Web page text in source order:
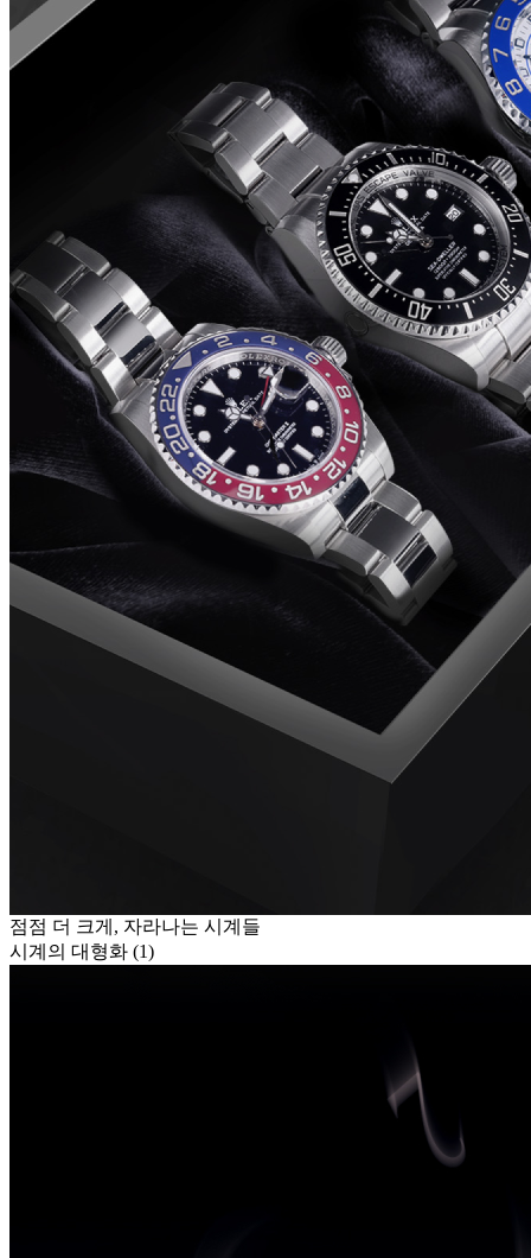
점점 더 크게, 자라나는 시계들
시계의 대형화 (1)